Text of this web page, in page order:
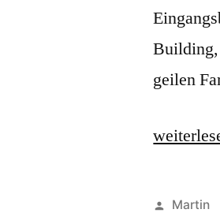
Building,
geilen
„Empire
of
Martin